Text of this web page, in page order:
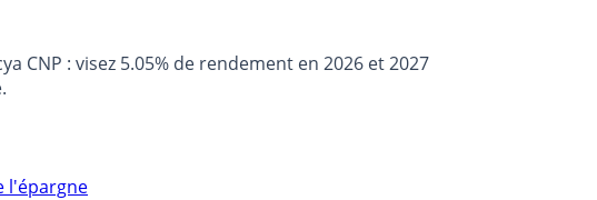
CNP : visez 5.05% de rendement en 2026 et 2027
l'épargne